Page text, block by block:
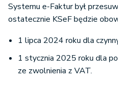
Systemu e-Faktur był
ostatecznie KSeF będzie
1 lipca 2024 roku dla
1 stycznia 2025 roku dla
ze zwolnienia z VAT.